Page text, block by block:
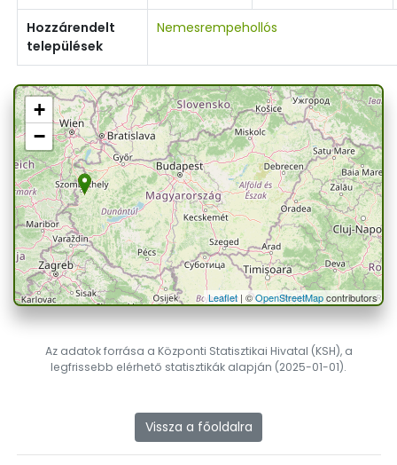
Hozzárendelt
települések
Nemesrempehollós
+
−
Leaflet| ©OpenStreetMapcontributors
Az adatok forrása a Központi Statisztikai Hivatal (KSH), a
legfrissebb elérhető statisztikák alapján (2025-01-01).
Vissza a főoldalra